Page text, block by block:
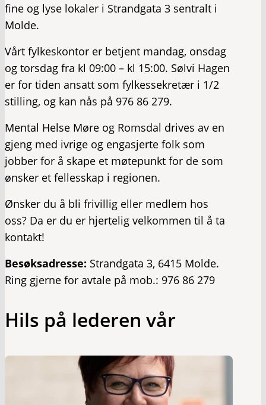
fine og lyse lokaler i Strandgata 3 sentralt i
Molde.
Vårt fylkeskontor er betjent mandag, onsdag
og torsdag fra kl 09:00 – kl 15:00. Sølvi Hagen
er for tiden ansatt som fylkessekretær i 1/2
stilling, og kan nås på 976 86 279.
Mental Helse Møre og Romsdal drives av en
gjeng med ivrige og engasjerte folk som
jobber for å skape et møtepunkt for de som
ønsker et fellesskap i regionen.
Ønsker du å bli frivillig eller medlem hos
oss? Da er du er hjertelig velkommen til å ta
kontakt!
Besøksadresse: Strandgata 3, 6415 Molde.
Ring gjerne for avtale på mob.: 976 86 279
Hils på lederen vår